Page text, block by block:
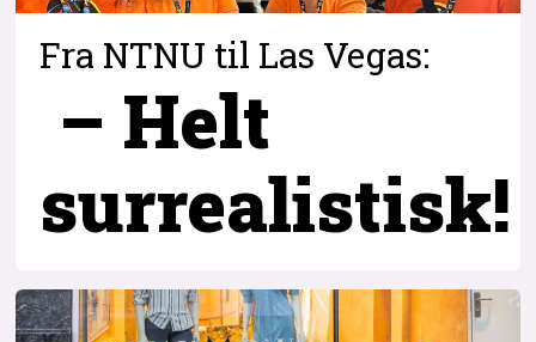
Fra NTNU til Las Vegas:
– Helt
surrealistisk!